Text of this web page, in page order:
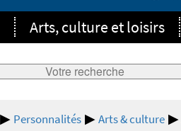
Arts, culture et loisirs
Personnalités Arts & culture